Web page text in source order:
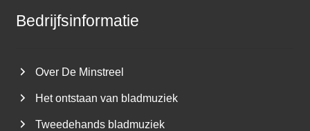
Bedrijfsinformatie
Over De Minstreel
Het ontstaan van bladmuziek
Tweedehands bladmuziek